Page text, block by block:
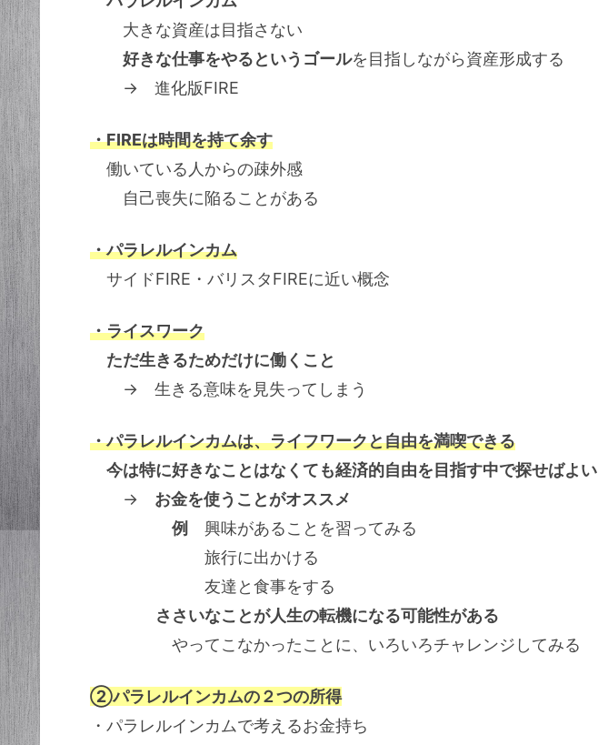
大きな資産は目指さない
好きな仕事をやるというゴールを目指しながら資産形成する
→ 進化版FIRE
・FIREは時間を持て余す
働いている人からの疎外感
自己喪失に陥ることがある
・パラレルインカム
サイドFIRE・バリスタFIREに近い概念
・ライスワーク
ただ生きるためだけに働くこと
→ 生きる意味を見失ってしまう
・パラレルインカムは、ライフワークと自由を満喫できる
今は特に好きなことはなくても経済的自由を目指す中で探せばよい
→ お金を使うことがオススメ
例
興味があることを習ってみる
旅行に出かける
友達と食事をする
ささいなことが人生の転機になる可能性がある
やってこなかったことに、いろいろチャレンジしてみる
②パラレルインカムの２つの所得
・パラレルインカムで考えるお金持ち